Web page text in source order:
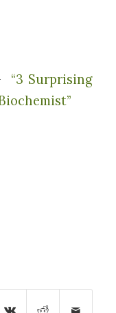
“3 Surprising